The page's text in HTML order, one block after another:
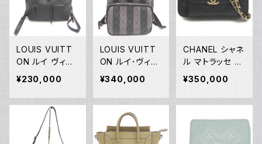
LOUIS VUITT
ON ルイ ヴィト
ン モンスリPM
モノグラムアンプ
ラント ノワール
バックパック リ
ュックサック M4
5205 Y05225
¥230,000
LOUIS VUITT
ON ルイ･ヴィト
ン モノグラム ス
トライプ エクリ
プス モジュラー
バックパック M4
5962 LV×NIGO
リュックサック Y
¥340,000
CHANEL シャネ
ル マトラッセ チ
ェーンクラッチシ
ョルダーバッグ
キャビアスキン
ック AP2831 Y
05223
¥350,000